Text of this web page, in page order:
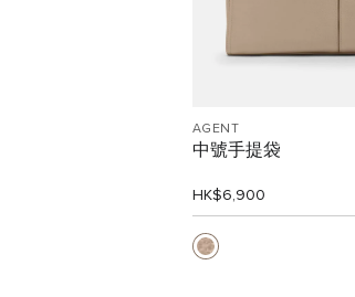
AGENT
中號手提袋
HK$6,900